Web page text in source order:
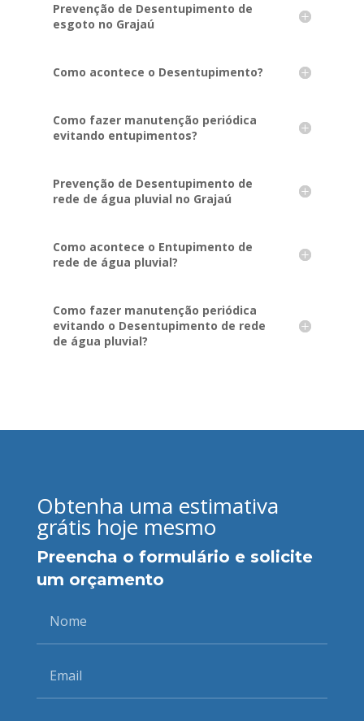
Prevenção de Desentupimento de
esgoto no Grajaú
Como acontece o Desentupimento?
Como fazer manutenção periódica
evitando entupimentos?
Prevenção de Desentupimento de
rede de água pluvial no Grajaú
Como acontece o Entupimento de
rede de água pluvial?
Como fazer manutenção periódica
evitando o Desentupimento de rede
de água pluvial?
Obtenha uma estimativa
grátis hoje mesmo
Preencha o formulário e solicite
um orçamento